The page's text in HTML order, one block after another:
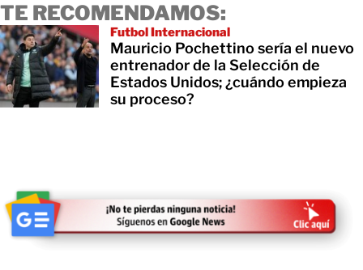
TE RECOMENDAMOS:
Futbol Internacional
Mauricio Pochettino sería el nuevo
entrenador de la Selección de
Estados Unidos; ¿cuándo empieza
su proceso?